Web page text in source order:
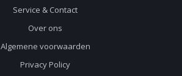
Service & Contact
Over ons
Algemene voorwaarden
Privacy Policy